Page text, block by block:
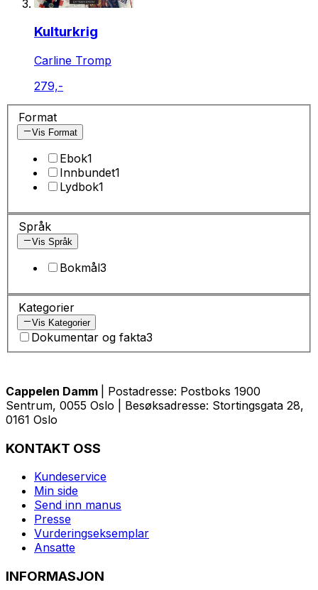
Kulturkrig
Carline Tromp
279,-
Format
Vis Format
Ebok1
Innbundet1
Lydbok1
Språk
Vis Språk
Bokmål3
Kategorier
Vis Kategorier
Dokumentar og fakta3
Cappelen Damm
| Postadresse: Postboks 1900
Sentrum, 0055 Oslo | Besøksadresse: Stortingsgata 28,
0161 Oslo
KONTAKT OSS
Kundeservice
Min side
Send inn manus
Presse
Vurderingseksemplar
Ansatte
INFORMASJON